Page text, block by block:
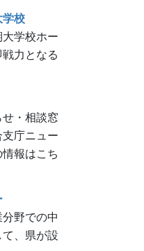
学校
学校ホー
力となる
・相談窓
庁ニュー
報はこち
野での中
、県が設